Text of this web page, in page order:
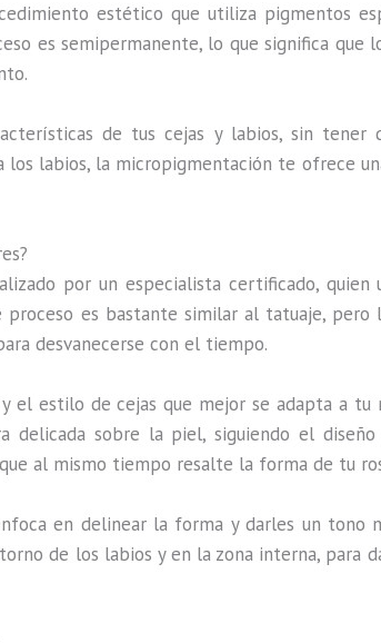
estético que utiliza pigmentos
es semipermanente, lo que significa que
de tus cejas y labios, sin tener
labios, la micropigmentación te ofrece
por un especialista certificado, quien
es bastante similar al tatuaje, pero
desvanecerse con el tiempo.
el estilo de cejas que mejor se adapta a tu
sobre la piel, siguiendo el
al mismo tiempo resalte la forma de tu
en delinear la forma y darles un tono
de los labios y en la zona interna, para